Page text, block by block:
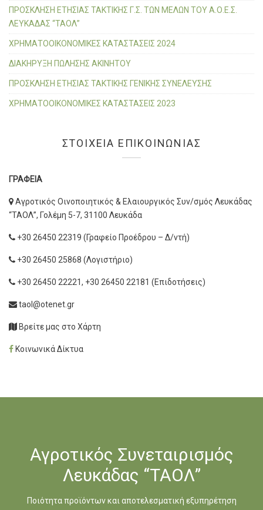
ΠΡΟΣΚΛΗΣΗ ΕΤΗΣΙΑΣ ΤΑΚΤΙΚΗΣ Γ.Σ. ΤΩΝ ΜΕΛΩΝ ΤΟΥ Α.Ο.Ε.Σ.
ΛΕΥΚΑΔΑΣ “ΤΑΟΛ”
ΧΡΗΜΑΤΟΟΙΚΟΝΟΜΙΚΕΣ ΚΑΤΑΣΤΑΣΕΙΣ 2024
ΔΙΑΚΗΡΥΞΗ ΠΩΛΗΣΗΣ ΑΚΙΝΗΤΟΥ
ΠΡΟΣΚΛΗΣΗ ΕΤΗΣΙΑΣ ΤΑΚΤΙΚΗΣ ΓΕΝΙΚΗΣ ΣΥΝΕΛΕΥΣΗΣ
ΧΡΗΜΑΤΟΟΙΚΟΝΟΜΙΚΕΣ ΚΑΤΑΣΤΑΣΕΙΣ 2023
ΣΤΟΙΧΕΙΑ ΕΠΙΚΟΙΝΩΝΙΑΣ
ΓΡΑΦΕΙΑ
Αγροτικός Οινοποιητικός & Ελαιουργικός Συν/σμός Λευκάδας
“ΤΑΟΛ”, Γολέμη 5-7, 31100 Λευκάδα
+30 26450 22319 (Γραφείο Προέδρου – Δ/ντή)
+30 26450 25868 (Λογιστήριο)
+30 26450 22221, +30 26450 22181 (Επιδοτήσεις)
taol@otenet.gr
Βρείτε μας στο Χάρτη
Κοινωνικά Δίκτυα
Αγροτικός Συνεταιρισμός
Λευκάδας “ΤΑΟΛ”
Ποιότητα προϊόντων και αποτελεσματική εξυπηρέτηση